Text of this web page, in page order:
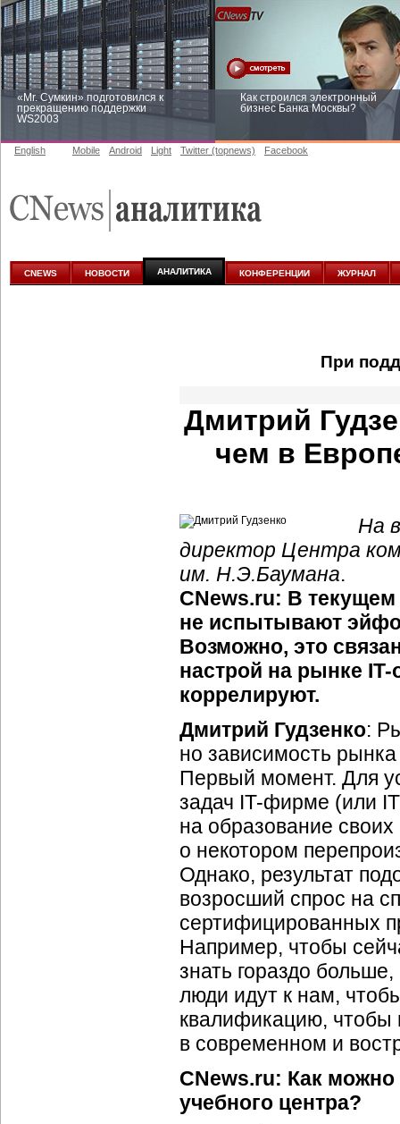
«Mr. Сумкин» подготовился к
прекращению поддержки
WS2003
Как строился электронный
бизнес Банка Москвы?
аналитике
English Mobile Android Light Twitter (topnews) Facebook
CNEWS НОВОСТИ АНАЛИТИКА КОНФЕРЕНЦИИ ЖУРНАЛ
При
Дмитрий
чем в
На
директор Центра
им. Н.Э.Баумана.
CNews.ru: В текущем
не испытывают
Возможно, это
настрой на рынке
коррелируют.
Дмитрий Гудзенко:
но зависимость
Первый момент. Для
задач IT-фирме (или
на образование
о некотором
Однако, результат
возросший спрос на
сертифицированных
Например, чтобы
знать гораздо
люди идут к нам,
квалификацию, чтобы
в современном и
CNews.ru: Как можно
учебного центра?